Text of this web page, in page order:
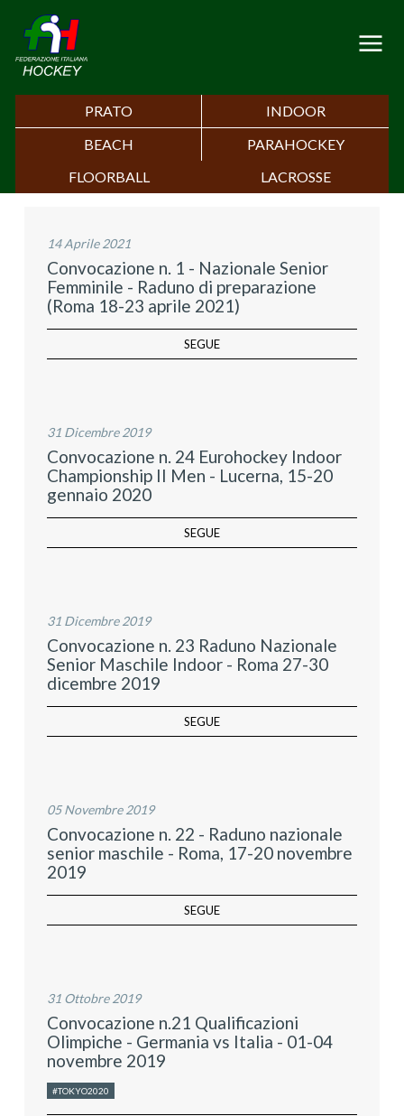
PRATO
INDOOR
BEACH
PARAHOCKEY
FLOORBALL
LACROSSE
14 Aprile 2021
Convocazione n. 1 - Nazionale Senior
Femminile - Raduno di preparazione
(Roma 18-23 aprile 2021)
SEGUE
31 Dicembre 2019
Convocazione n. 24 Eurohockey Indoor
Championship II Men - Lucerna, 15-20
gennaio 2020
SEGUE
31 Dicembre 2019
Convocazione n. 23 Raduno Nazionale
Senior Maschile Indoor - Roma 27-30
dicembre 2019
SEGUE
05 Novembre 2019
Convocazione n. 22 - Raduno nazionale
senior maschile - Roma, 17-20 novembre
2019
SEGUE
31 Ottobre 2019
Convocazione n.21 Qualificazioni
Olimpiche - Germania vs Italia - 01-04
novembre 2019
#TOKYO2020